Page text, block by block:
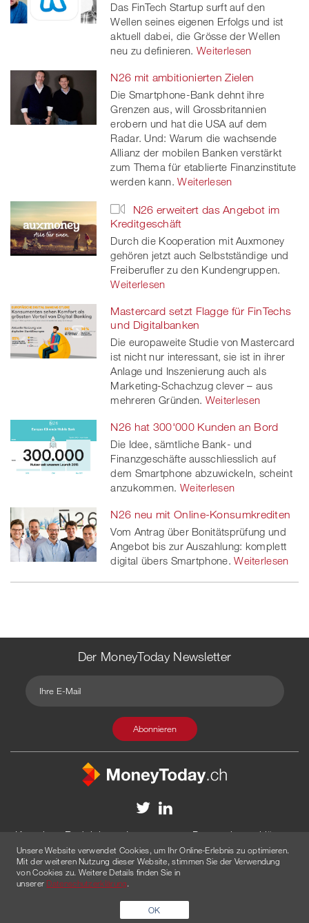
Das FinTech Startup surft auf den
Wellen seines eigenen Erfolgs und ist
aktuell dabei, die Grösse der Wellen
neu zu definieren. Weiterlesen
N26 mit ambitionierten Zielen
Die Smartphone-Bank dehnt ihre
Grenzen aus, will Grossbritannien
erobern und hat die USA auf dem
Radar. Und: Warum die wachsende
Allianz der mobilen Banken verstärkt
zum Thema für etablierte Finanzinstitute
werden kann. Weiterlesen
N26 erweitert das Angebot im
Kreditgeschäft
Durch die Kooperation mit Auxmoney
gehören jetzt auch Selbstständige und
Freiberufler zu den Kundengruppen.
Weiterlesen
Mastercard setzt Flagge für FinTechs
und Digitalbanken
Die europaweite Studie von Mastercard
ist nicht nur interessant, sie ist in ihrer
Anlage und Inszenierung auch als
Marketing-Schachzug clever – aus
mehreren Gründen. Weiterlesen
N26 hat 300'000 Kunden an Bord
Die Idee, sämtliche Bank- und
Finanzgeschäfte ausschliesslich auf
dem Smartphone abzuwickeln, scheint
anzukommen. Weiterlesen
N26 neu mit Online-Konsumkrediten
Vom Antrag über Bonitätsprüfung und
Angebot bis zur Auszahlung: komplett
digital übers Smartphone. Weiterlesen
Der MoneyToday Newsletter
Kontakt Redaktion Impressum
Datenschutzerklärung
Disclaimer
Werbung
© 2026 Created byAGENTUR AM WASSER
Unsere Website verwendet Cookies, um Ihr Online-Erlebnis zu optimieren.
Mit der weiteren Nutzung dieser Website, stimmen Sie der Verwendung
von Cookies zu. Weitere Details finden Sie in
unserer Datenschutzerklärung.
OK